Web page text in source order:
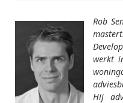
Rob
werkt
Hij